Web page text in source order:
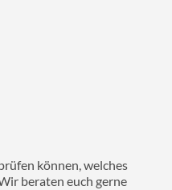
können, welches
beraten euch gerne